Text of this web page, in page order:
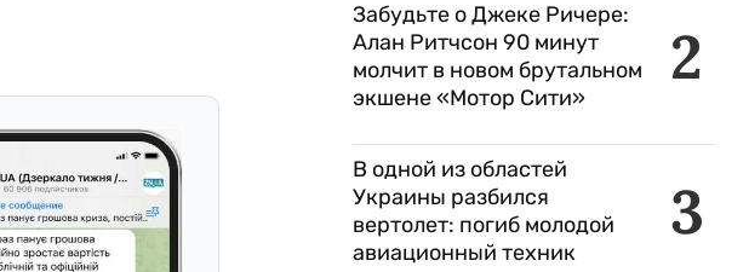
2
Забудьте о Джеке Ричере:
Алан Ритчсон 90 минут
молчит в новом брутальном
экшене «Мотор Сити»
3
В одной из областей
Украины разбился
вертолет: погиб молодой
авиационный техник